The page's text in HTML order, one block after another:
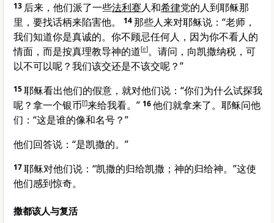
13 后来，他们派了一些法利赛人和希律党的人到耶稣那
里，要找话柄来陷害他。
14那些人来对耶稣说：“老师，
我们知道你是真诚的。你不顾忌任何人，因为你不看人的
情面，而是按真理教导神的道[e]。请问，向凯撒纳税，可
以不可以呢？我们该交还是不该交呢？”
15耶稣看出他们的假意，就对他们说： “你们为什么试探我
呢？拿一个银币[f]来给我看。” 16他们就拿来了。耶稣问他
们： “这是谁的像和名号？”
他们回答说：“是凯撒的。”
17耶稣对他们说： “凯撒的归给凯撒；神的归给神。”这使
他们感到惊奇。
撒都该人与复活